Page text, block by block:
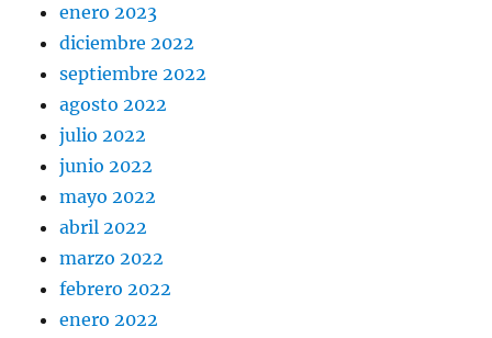
enero 2023
diciembre 2022
septiembre 2022
agosto 2022
julio 2022
junio 2022
mayo 2022
abril 2022
marzo 2022
febrero 2022
enero 2022